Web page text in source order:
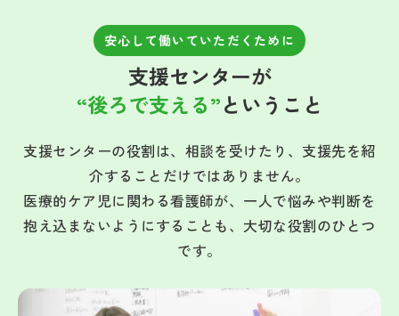
安心して働いていただくために
支援センターが
“後ろで支える”ということ
支援センターの役割は、相談を受けたり、支援先を紹
介することだけではありません。
医療的ケア児に関わる看護師が、一人で悩みや判断を
抱え込まないようにすることも、大切な役割のひとつ
です。